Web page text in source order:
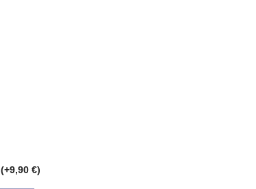
(+9,90 €)